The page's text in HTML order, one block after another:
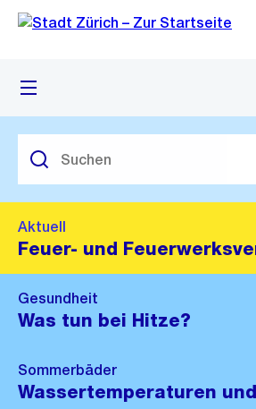
Navigation
Sprunglink
Menü
Aktuell
Feuer- und
Gesundheit
Was tun bei Hitze?
Sommerbäder
Wassertemperaturen